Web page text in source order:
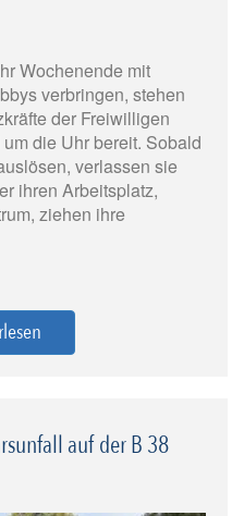
Wochenende mit
verbringen, stehen
der Freiwilligen
die Uhr bereit. Sobald
verlassen sie
ihren Arbeitsplatz,
ziehen ihre
auf der B 38